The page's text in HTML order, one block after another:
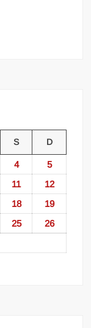
S D
4
5
11
12
18
19
25
26